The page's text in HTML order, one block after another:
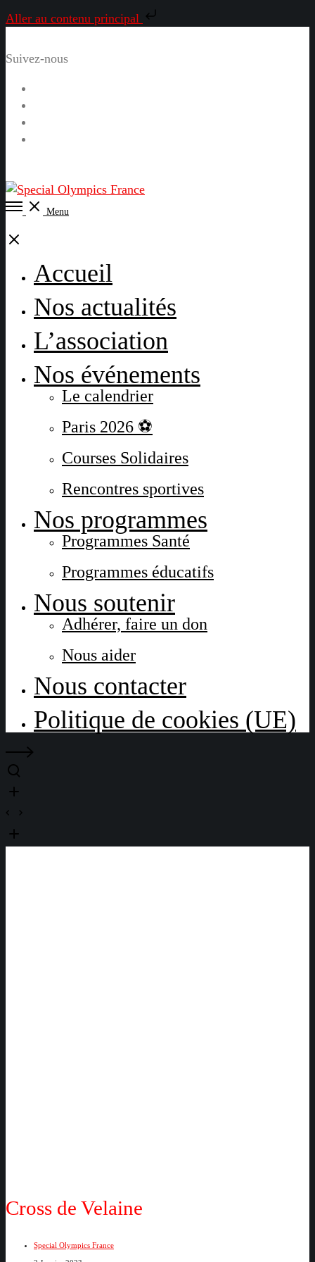
Aller au contenu principal
Suivez-nous
Open
Menu
Close
Accueil
Nos actualités
L’association
Nos événements
Le calendrier
Paris 2026 ⚽
Courses Solidaires
Rencontres sportives
Nos programmes
Programmes Santé
Programmes éducatifs
Nous soutenir
Adhérer, faire un don
Nous aider
Nous contacter
Politique de cookies (UE)
Cross de Velaine
Special Olympics France